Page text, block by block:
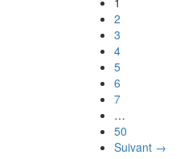
2
3
4
5
6
7
…
50
Suivant →